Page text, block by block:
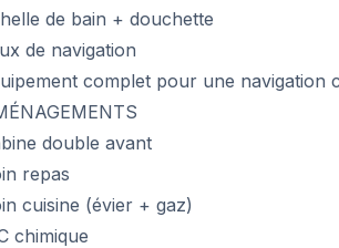
de bain + douchette
de navigation
complet pour une navigation
double avant
repas
cuisine (évier + gaz)
chimique